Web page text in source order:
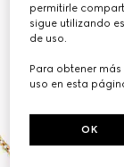
permitirle
sigue utilizando
de uso.
Para obtener
uso en esta
OK